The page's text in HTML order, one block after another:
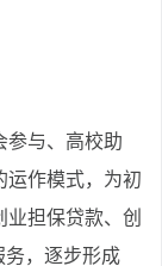
参与、高校助
运作模式，为初
担保贷款、创
务，逐步形成